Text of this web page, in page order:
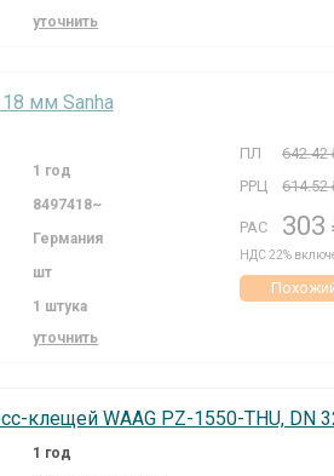
уточнить
мм Sanha
1 год
8497418~
Германия
шт
1 штука
уточнить
ПЛ 642.42
РРЦ 614.52
РАС 303
НДС 22%
клещей WAAG PZ-1550-THU, DN
1 год